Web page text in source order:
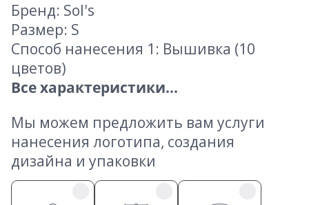
Бренд: Sol's
Размер: S
Способ нанесения 1: Вышивка (10
цветов)
Все характеристики...
Мы можем предложить вам услуги
нанесения логотипа, создания
дизайна и упаковки